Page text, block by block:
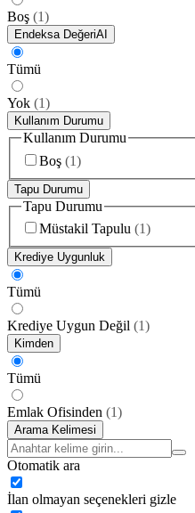
Boş (1)
Endeksa DeğeriAI
Tümü
Yok (1)
Kullanım Durumu
Kullanım Durumu
Boş (1)
Tapu Durumu
Tapu Durumu
Müstakil Tapulu (1)
Krediye Uygunluk
Tümü
Krediye Uygun Değil (1)
Kimden
Tümü
Emlak Ofisinden (1)
Arama Kelimesi
Otomatik ara
İlan olmayan seçenekleri gizle